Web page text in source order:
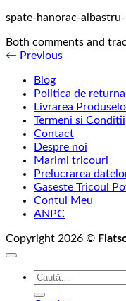
spate-hanorac-
Both comments and
← Previous
Blog
Politica de
Livrarea
Termeni si Conditii
Contact
Despre noi
Marimi tricouri
Prelucrarea
Gaseste Tricoul
Contul Meu
ANPC
Copyright 2026 ©
Caută